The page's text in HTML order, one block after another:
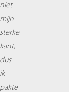
niet
mijn
sterke
kant,
dus
ik
pakte